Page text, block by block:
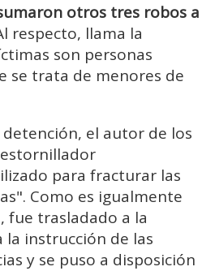
otros tres robos a
respecto, llama la
son personas
se trata de menores de
el autor de los
para fracturar las
Como es igualmente
fue trasladado a la
la instrucción de las
y se puso a disposición